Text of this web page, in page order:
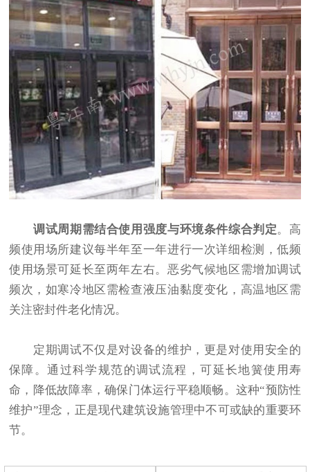
调试周期需结合使用强度与环境条件综合判定。高
频使用场所建议每半年至一年进行一次详细检测，低频
使用场景可延长至两年左右。恶劣气候地区需增加调试
频次，如寒冷地区需检查液压油黏度变化，高温地区需
关注密封件老化情况。
定期调试不仅是对设备的维护，更是对使用安全的
保障。通过科学规范的调试流程，可延长地簧使用寿
命，降低故障率，确保门体运行平稳顺畅。这种“预防性
维护”理念，正是现代建筑设施管理中不可或缺的重要环
节。